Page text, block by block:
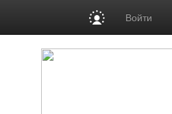
Войти